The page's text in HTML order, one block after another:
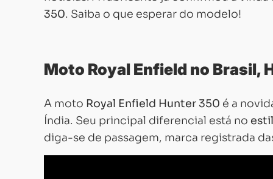
350. Saiba o que esperar do modelo!
Moto Royal Enfield no Brasil,
A moto Royal Enfield Hunter 350 é a
Índia. Seu principal diferencial está no
diga-se de passagem, marca registrada